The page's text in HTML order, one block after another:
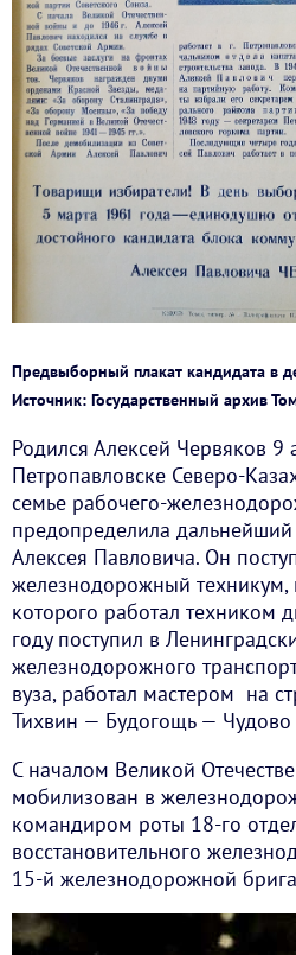
Предвыборный плакат кандидата в
Источник: Государственный архив
Родился Алексей Червяков 9
Петропавловске Северо-
семье рабочего-
предопределила
Алексея Павловича. Он
железнодорожный техникум,
которого работал техником
году поступил в
железнодорожного
вуза, работал мастером на
Тихвин — Будогощь —
С началом Великой
мобилизован в
командиром роты 18-го
восстановительного
15-й железнодорожной